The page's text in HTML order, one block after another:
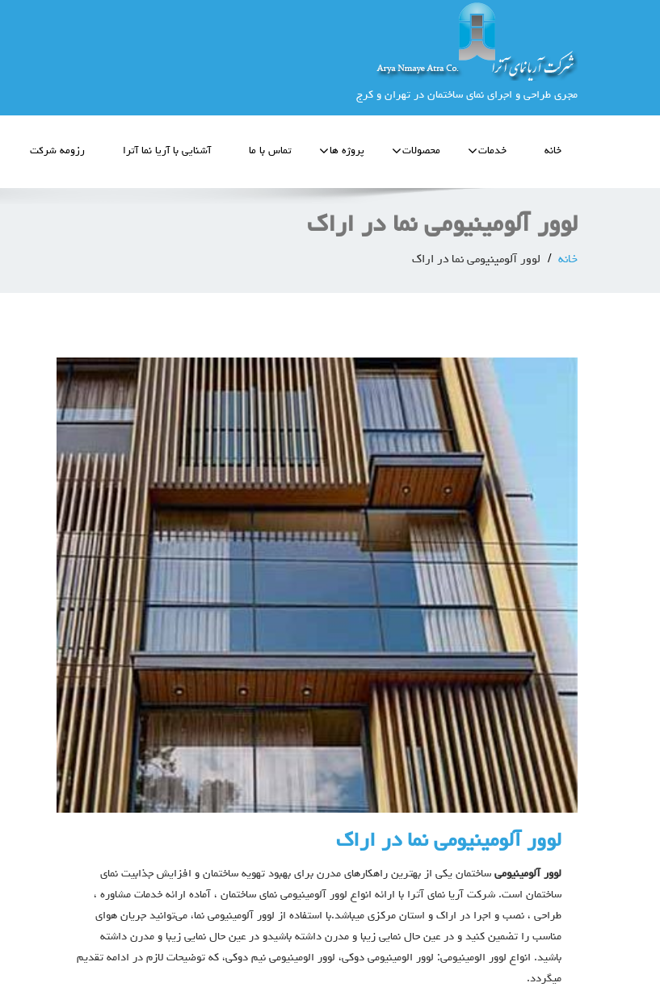
مجری طراحی و اجرای نمای ساختمان در تهران و کرج
خانه خدمات محصولات پروژه ها تماس با ما آشنایی با آریا نما آترا رزومه شرکت
لوور آلومینیومی نما در اراک
خانه لوور آلومینیومی نما در اراک
لوور آلومینیومی نما در اراک
لوور آلومینیومی ساختمان یکی از بهترین راهکارهای مدرن برای بهبود تهویه ساختمان و افزایش جذابیت نمای
ساختمان است. شرکت آریا نمای آترا با ارائه انواع لوور آلومینیومی نمای ساختمان ، آماده ارائه خدمات مشاوره ،
طراحی ، نصب و اجرا در اراک و استان مرکزی میباشد.با استفاده از لوور آلومینیومی نما، می‌توانید جریان هوای
مناسب را تضمین کنید و در عین حال نمایی زیبا و مدرن داشته باشیدو در عین حال نمایی زیبا و مدرن داشته
باشید. انواع لوور الومينيومي: لوور الومينيومي دوكي، لوور الومينيومي نيم دوكي، که توضیحات لازم در ادامه تقدیم
میگردد.